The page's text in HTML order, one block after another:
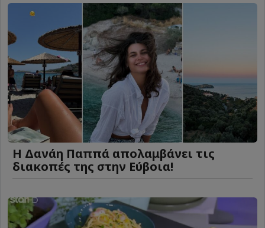
Η Δανάη Παππά απολαμβάνει τις
διακοπές της στην Εύβοια!